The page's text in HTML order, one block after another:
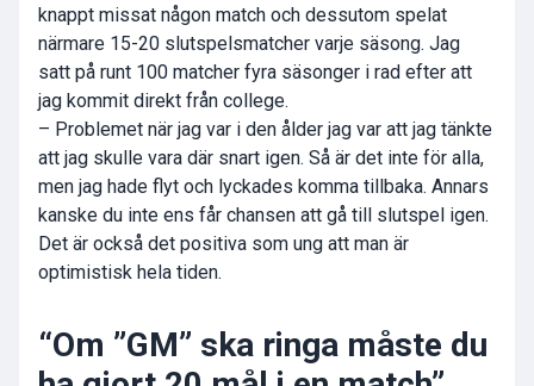
knappt missat någon match och dessutom spelat
närmare 15-20 slutspelsmatcher varje säsong. Jag
satt på runt 100 matcher fyra säsonger i rad efter att
jag kommit direkt från college.
– Problemet när jag var i den ålder jag var att jag tänkte
att jag skulle vara där snart igen. Så är det inte för alla,
men jag hade flyt och lyckades komma tillbaka. Annars
kanske du inte ens får chansen att gå till slutspel igen.
Det är också det positiva som ung att man är
optimistisk hela tiden.
“Om ”GM” ska ringa måste du